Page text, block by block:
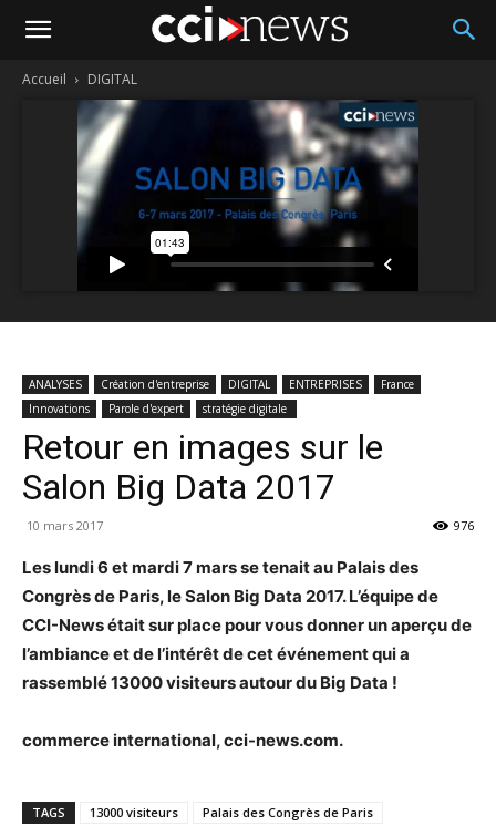
Accueil DIGITAL
ANALYSES Création d'entreprise DIGITAL ENTREPRISES
France
Innovations
Parole d'expert stratégie digitale
Retour en images sur le
Salon Big Data 2017
10 mars 2017 976
Les lundi 6 et mardi 7 mars se tenait au Palais des
Congrès de Paris, le Salon Big Data 2017. L’équipe de
CCI-News était sur place pour vous donner un aperçu de
l’ambiance et de l’intérêt de cet événement qui a
rassemblé 13000 visiteurs autour du Big Data !
commerce international, cci-news.com.
TAGS 13000 visiteurs
Palais des Congrès de Paris